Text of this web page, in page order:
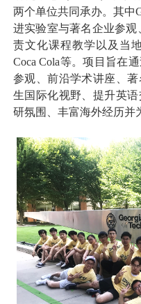
两个单位共同承办。其中
进实验室与著名企业参观
责文化课程教学以及当
Coca Cola等。项目旨在
参观、前沿学术讲座、
生国际化视野、提升英
研氛围、丰富海外经历并